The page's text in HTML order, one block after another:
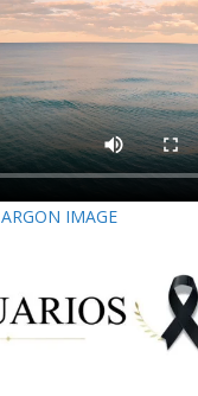
ARGON IMAGE